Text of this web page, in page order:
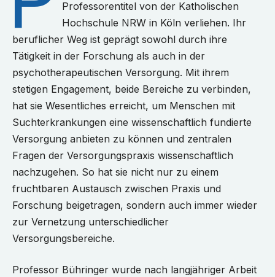
Professorentitel von der Katholischen
Hochschule NRW in Köln verliehen. Ihr
beruflicher Weg ist geprägt sowohl durch ihre
Tätigkeit in der Forschung als auch in der
psychotherapeutischen Versorgung. Mit ihrem
stetigen Engagement, beide Bereiche zu verbinden,
hat sie Wesentliches erreicht, um Menschen mit
Suchterkrankungen eine wissenschaftlich fundierte
Versorgung anbieten zu können und zentralen
Fragen der Versorgungspraxis wissenschaftlich
nachzugehen. So hat sie nicht nur zu einem
fruchtbaren Austausch zwischen Praxis und
Forschung beigetragen, sondern auch immer wieder
zur Vernetzung unterschiedlicher
Versorgungsbereiche.
Professor Bühringer wurde nach langjähriger Arbeit